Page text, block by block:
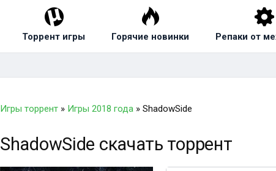
Торрент игры Горячие новинки Репаки от
Игры торрент » Игры 2018 года » ShadowSide
ShadowSide скачать торрент